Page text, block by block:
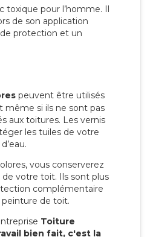
pour l’homme. Il
de son application
protection et un
peuvent être utilisés
même si ils ne sont pas
aux toitures. Les vernis
les tuiles de votre
vous conserverez
de votre toit. Ils sont plus
complémentaire
de toit.
Toiture
bien fait, c'est la